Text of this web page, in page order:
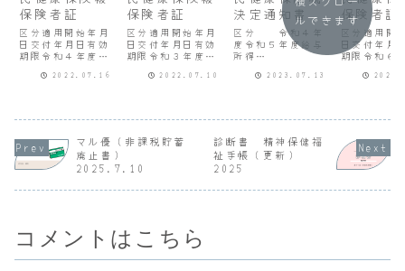
保険者証
区分適用開始年月
日交付年月日有効
期限令和４年度
.7.31令和３年度
2022.07.16
保険者証
区分適用開始年月
日交付年月日有効
期限令和３年度
.7.312022.07.10
決定通知書
区分 令和４年
度令和５年度給与
所得
48軽減基準額
第１期020,100第
２期
23,40013,000第
３期
2023.07.13
保険者証
区分適用開
日交付年月
期限令和６
.7.31令和
.7.31
ルできます
マル優（非課税貯蓄
廃止書）
2025.7.10
診断書 精神保健福
祉手帳（更新）
2025
コメントはこちら